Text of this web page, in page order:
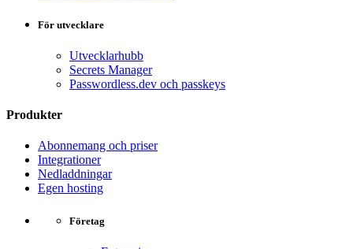
För utvecklare
Utvecklarhubb
Secrets Manager
Passwordless.dev och passkeys
Produkter
Abonnemang och priser
Integrationer
Nedladdningar
Egen hosting
Företag